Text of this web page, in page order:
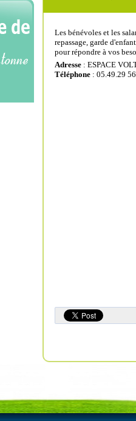
Les bénévoles et les
repassage, garde
pour répondre à vos
Adresse : ESPACE
Téléphone : 05.49.29